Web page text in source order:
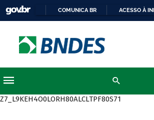
COMUNICA BR ACESSO À
Z7_L9KEH4O0LORH80ALCLTPF80S71